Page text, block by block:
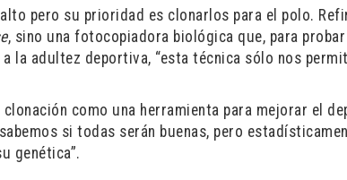
pero su prioridad es clonarlos para el polo.
, sino una fotocopiadora biológica que, para
la adultez deportiva, “esta técnica sólo nos
como una herramienta para mejorar el
si todas serán buenas, pero
genética”.